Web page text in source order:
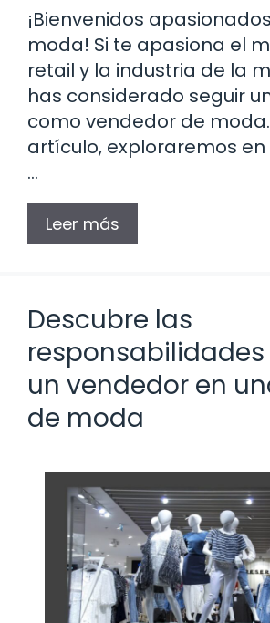
¡Bienvenidos
moda! Si te apasiona el
retail y la industria de la
has considerado seguir
como vendedor de
artículo, exploraremos
…
Leer más
Descubre las
un vendedor en
de moda